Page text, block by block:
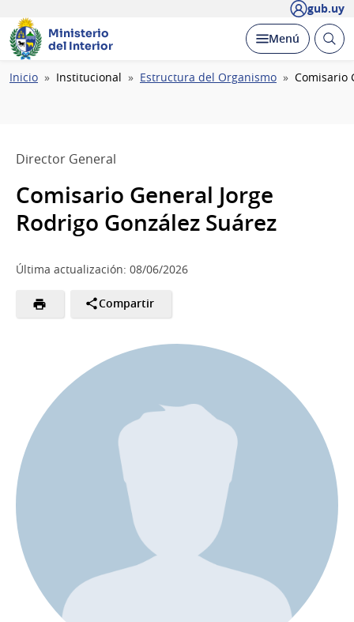
gub.uy
Ministerio
del Interior
Desplegar
Menú Abrir
Ruta
Inicio Institucional Estructura del Organismo Comisario
Director General
Comisario General Jorge
Rodrigo González Suárez
Última actualización: 08/06/2026
Compartir